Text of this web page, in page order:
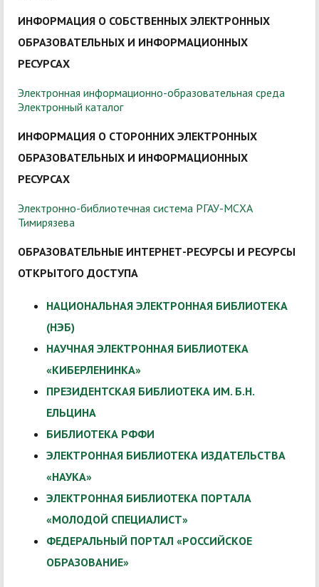
ИНФОРМАЦИЯ О СОБСТВЕННЫХ ЭЛЕКТРОННЫХ
ОБРАЗОВАТЕЛЬНЫХ И ИНФОРМАЦИОННЫХ
РЕСУРСАХ
Электронная информационно-образовательная среда
Электронный каталог
ИНФОРМАЦИЯ О СТОРОННИХ ЭЛЕКТРОННЫХ
ОБРАЗОВАТЕЛЬНЫХ И ИНФОРМАЦИОННЫХ
РЕСУРСАХ
Электронно-библиотечная система РГАУ-МСХА
Тимирязева
ОБРАЗОВАТЕЛЬНЫЕ ИНТЕРНЕТ-РЕСУРСЫ И РЕСУРСЫ
ОТКРЫТОГО ДОСТУПА
НАЦИОНАЛЬНАЯ ЭЛЕКТРОННАЯ БИБЛИОТЕКА
(НЭБ)
НАУЧНАЯ ЭЛЕКТРОННАЯ БИБЛИОТЕКА
«КИБЕРЛЕНИНКА»
ПРЕЗИДЕНТСКАЯ БИБЛИОТЕКА ИМ. Б.Н.
ЕЛЬЦИНА
БИБЛИОТЕКА РФФИ
ЭЛЕКТРОННАЯ БИБЛИОТЕКА ИЗДАТЕЛЬСТВА
«НАУКА»
ЭЛЕКТРОННАЯ БИБЛИОТЕКА ПОРТАЛА
«МОЛОДОЙ СПЕЦИАЛИСТ»
ФЕДЕРАЛЬНЫЙ ПОРТАЛ «РОССИЙСКОЕ
ОБРАЗОВАНИЕ»